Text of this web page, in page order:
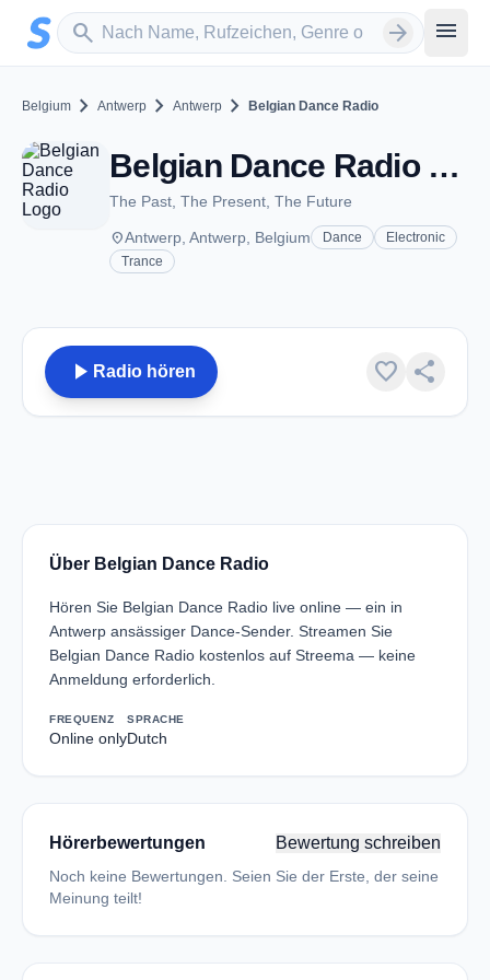
Zum Hauptinhalt springen
search
Sender suchen arrow_forward menu
Belgium chevron_right Antwerp chevron_right Antwerp chevron_right Belgian Dance Radio
Belgian Dance Radio - Antwerp
The Past, The Present, The Future
placeAntwerp, Antwerp, Belgium Dance
Electronic
Trance
play_arrow Radio hören favorite share
Über Belgian Dance Radio
Hören Sie Belgian Dance Radio live online — ein in
Antwerp ansässiger Dance-Sender. Streamen Sie
Belgian Dance Radio kostenlos auf Streema — keine
Anmeldung erforderlich.
FREQUENZ
Online only
SPRACHE
Dutch
Hörerbewertungen Bewertung schreiben
Noch keine Bewertungen. Seien Sie der Erste, der seine
Meinung teilt!